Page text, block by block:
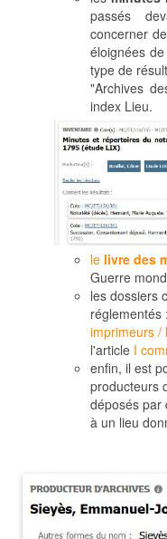
passés
concerner
éloignées
type de
"Archives
index Lieu.
le livre des
Guerre
les dossiers
réglementés
imprimeurs /
l'article I
enfin, il est
producteurs
déposés par
à un lieu